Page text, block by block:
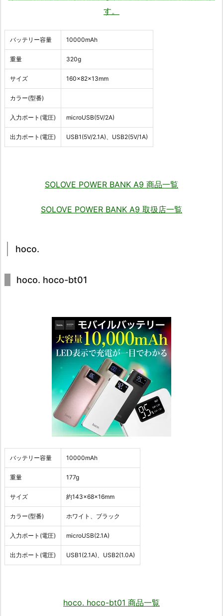
バッテリー容量 10000mAh
重量 320g
サイズ 160×82×13mm
カラー(型番)
入力ポート(電圧) microUSB(5V/2A)
出力ポート(電圧) USB1(5V/2.1A)、USB2(5V/1A)
SOLOVE POWER BANK A9 商品一覧
SOLOVE POWER BANK A9 取扱店一覧
hoco.
hoco. hoco-bt01
バッテリー容量 10000mAh
重量 177g
サイズ 約143×68×16mm
カラー(型番) ホワイト、ブラック
入力ポート(電圧) microUSB(2.1A)
出力ポート(電圧) USB1(2.1A)、USB2(1.0A)
hoco. hoco-bt01 商品一覧